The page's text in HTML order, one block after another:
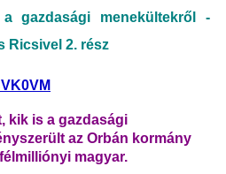
gazdasági menekültekről -
Ricsivel 2. rész
kik is a gazdasági
az Orbán kormány
magyar.